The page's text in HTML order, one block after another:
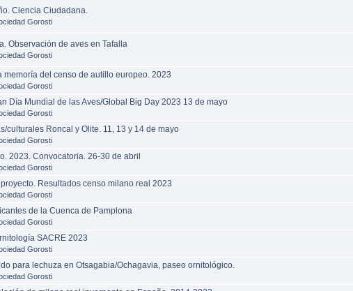
Ciencia Ciudadana.
Gorosti
Observación de aves en Tafalla
Gorosti
memoría del censo de autillo europeo. 2023
Gorosti
Día Mundial de las Aves/Global Big Day 2023 13 de mayo
Gorosti
culturales Roncal y Olite. 11, 13 y 14 de mayo
Gorosti
2023. Convocatoria. 26-30 de abril
Gorosti
Resultados censo milano real 2023
Gorosti
de la Cuenca de Pamplona
Gorosti
SACRE 2023
Gorosti
para lechuza en Otsagabia/Ochagavia, paseo ornitológico.
Gorosti